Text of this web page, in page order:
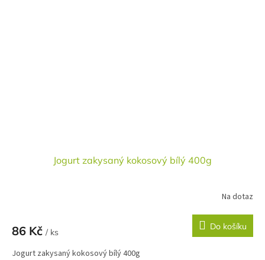
Jogurt zakysaný kokosový bílý 400g
Na dotaz
86 Kč / ks
Do košíku
Jogurt zakysaný kokosový bílý 400g